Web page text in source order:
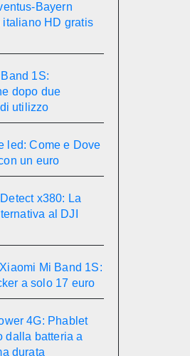
Bayern
italiano HD gratis
1S:
dopo due
utilizzo
led: Come e Dove
un euro
x380: La
al DJI
Mi Band 1S:
a solo 17 euro
4G: Phablet
dalla batteria a
durata